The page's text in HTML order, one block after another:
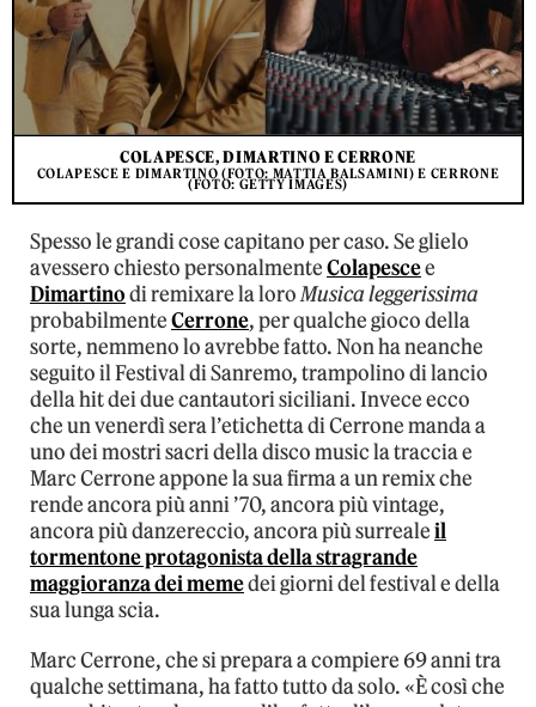
COLAPESCE, DIMARTINO E CERRONE
COLAPESCE E DIMARTINO (FOTO: MATTIA BALSAMINI) E CERRONE
(FOTO: GETTY IMAGES)
Spesso le grandi cose capitano per caso. Se glielo
avessero chiesto personalmenteColapescee
Dimartinodi remixare la loroMusica leggerissima
probabilmenteCerrone, per qualche gioco della
sorte, nemmeno lo avrebbe fatto. Non ha neanche
seguito il Festival di Sanremo, trampolino di lancio
della hit dei due cantautori siciliani. Invece ecco
che un venerdì sera l’etichetta di Cerrone manda a
uno dei mostri sacri della disco music la traccia e
Marc Cerrone appone la sua firma a un remix che
rende ancora più anni ’70, ancora più vintage,
ancora più danzereccio, ancora più surrealeil
tormentone protagonista della stragrande
maggioranza dei memedei giorni del festival e della
sua lunga scia.
Marc Cerrone, che si prepara a compiere 69 anni tra
qualche settimana, ha fatto tutto da solo. «È così che